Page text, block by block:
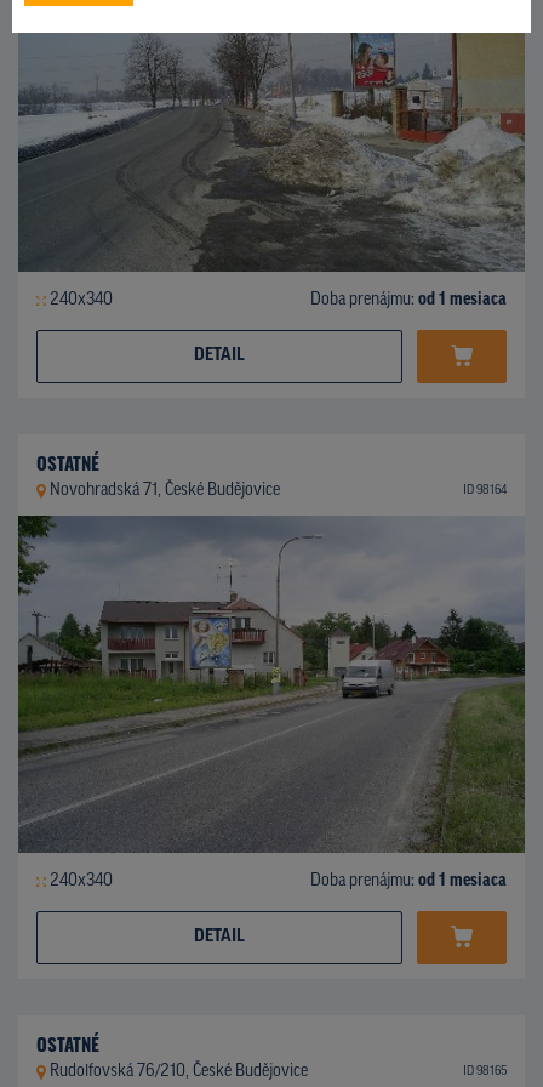
240x340 Doba prenájmu: od 1 mesiaca
DETAIL
OSTATNÉ
Novohradská 71, České Budějovice ID 98164
240x340 Doba prenájmu: od 1 mesiaca
DETAIL
OSTATNÉ
Rudolfovská 76/210, České Budějovice ID 98165